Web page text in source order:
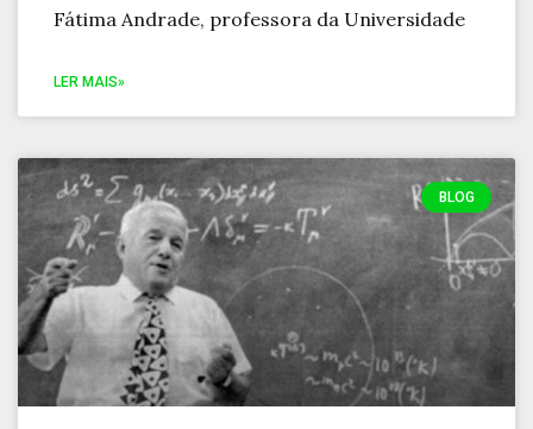
Fátima Andrade, professora da Universidade
LER MAIS»
BLOG